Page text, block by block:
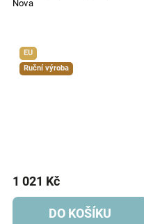
Nova
EU
Ruční výroba
1 021 Kč
DO KOŠÍKU